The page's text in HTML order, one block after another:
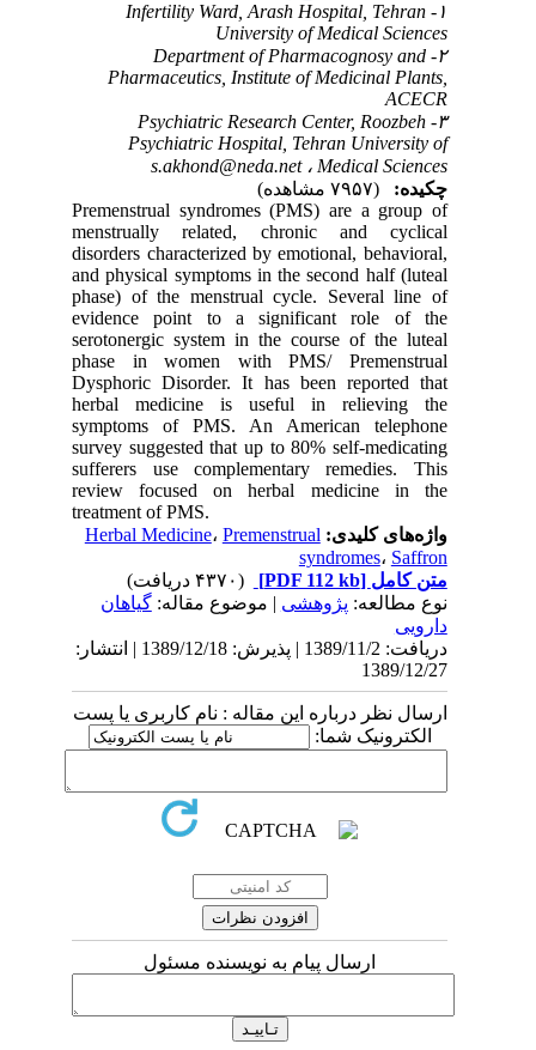
۱- Infertility Ward, Arash Hospital, Tehran
University of Medical Sciences
۲- Department of Pharmacognosy and
Pharmaceutics, Institute of Medicinal Plants,
ACECR
۳- Psychiatric Research Center, Roozbeh
Psychiatric Hospital, Tehran University of
Medical Sciences ،
s.akhond@neda.net
چکیده:
(۷۹۵۷ مشاهده)
Premenstrual syndromes (PMS) are a group of
menstrually related, chronic and cyclical
disorders characterized by emotional, behavioral,
and physical symptoms in the second half (luteal
phase) of the menstrual cycle. Several line of
evidence point to a significant role of the
serotonergic system in the course of the luteal
phase in women with PMS/ Premenstrual
Dysphoric Disorder. It has been reported that
herbal medicine is useful in relieving the
symptoms of PMS. An American telephone
survey suggested that up to 80% self-medicating
sufferers use complementary remedies. This
review focused on herbal medicine in the
treatment of PMS.
واژه‌های کلیدی:
Herbal Medicine،Premenstrual
syndromes،Saffron
متن کامل[PDF 112 kb]
(۴۳۷۰ دریافت)
نوع مطالعه:پژوهشی| موضوع مقاله:گياهان
دارویی
دریافت: 1389/11/2 | پذیرش: 1389/12/18 | انتشار:
1389/12/27
ارسال نظر درباره این مقاله : نام کاربری یا پست
الکترونیک شما:
ارسال پیام به نویسنده مسئول